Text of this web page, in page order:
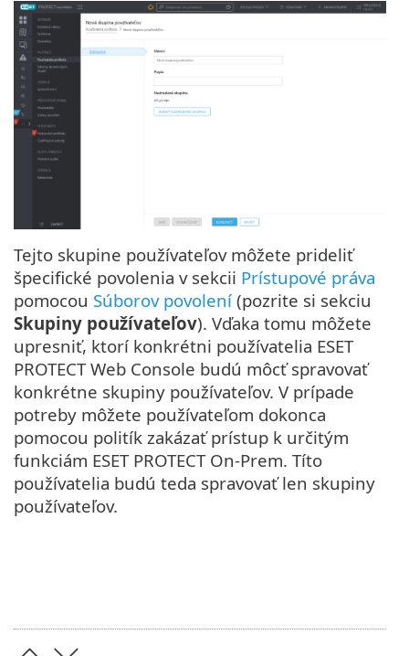
Tejto skupine používateľov môžete prideliť
špecifické povolenia v sekcii Prístupové práva
pomocou Súborov povolení (pozrite si sekciu
Skupiny používateľov). Vďaka tomu môžete
upresniť, ktorí konkrétni používatelia ESET
PROTECT Web Console budú môcť spravovať
konkrétne skupiny používateľov. V prípade
potreby môžete používateľom dokonca
pomocou politík zakázať prístup k určitým
funkciám ESET PROTECT On-Prem. Títo
používatelia budú teda spravovať len skupiny
používateľov.